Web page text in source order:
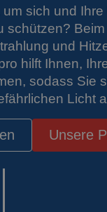
sich und
schützen?
und
hilft Ihnen,
sodass Sie
Licht
Unsere